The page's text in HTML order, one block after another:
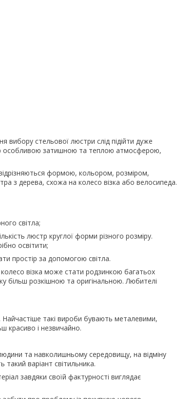
стельової люстри слід підійти дуже
особливою затишною та теплою атмосферою,
формою, кольором, розміром,
з дерева, схожа на колесо візка або велосипеда.
світла;
люстр круглої форми різного розміру.
освітити;
простір за допомогою світла.
візка може стати родзинкою багатьох
більш розкішною та оригінальною. Любителі
Найчастіше такі вироби бувають металевими,
красиво і незвичайно.
та навколишньому середовищу, на відміну
варіант світильника.
завдяки своїй фактурності виглядає